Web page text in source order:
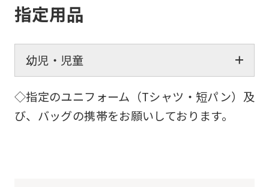
指定用品
幼児・児童
◇指定のユニフォーム（Tシャツ・短パン）及
び、バッグの携帯をお願いしております。